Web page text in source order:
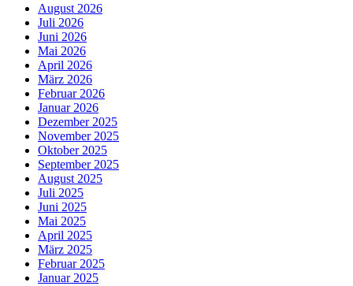
August 2026
Juli 2026
Juni 2026
Mai 2026
April 2026
März 2026
Februar 2026
Januar 2026
Dezember 2025
November 2025
Oktober 2025
September 2025
August 2025
Juli 2025
Juni 2025
Mai 2025
April 2025
März 2025
Februar 2025
Januar 2025